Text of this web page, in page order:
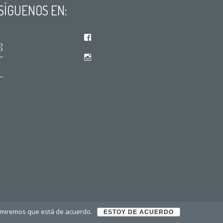
EN:
que está de acuerdo.
ESTOY DE ACUERDO